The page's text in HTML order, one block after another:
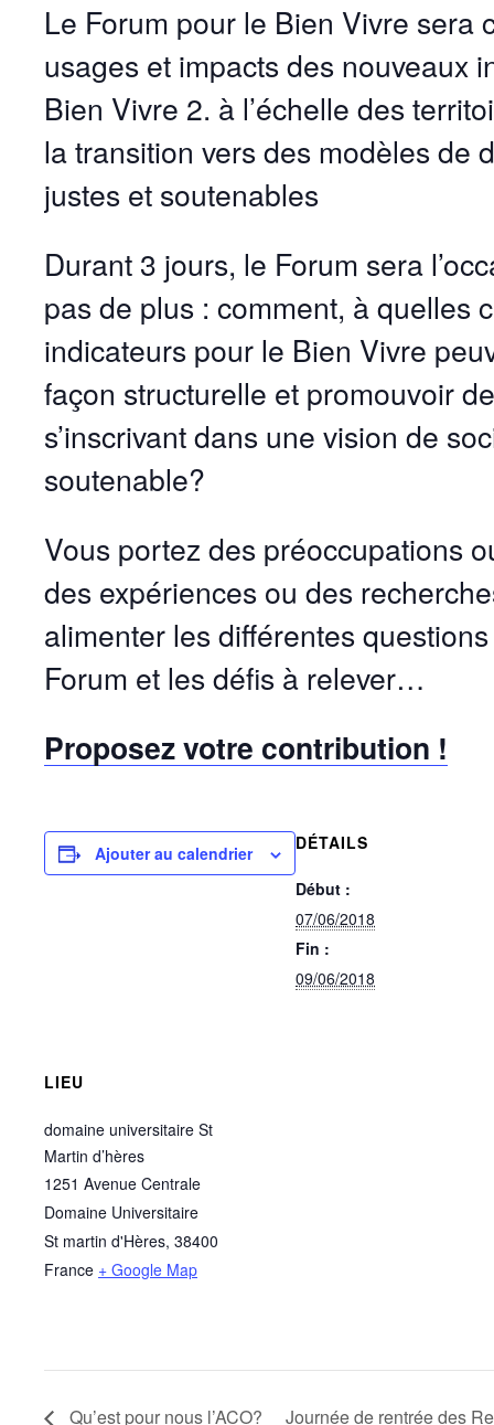
Le Forum pour le Bien Vivre sera
usages et impacts des nouveaux
Bien Vivre 2. à l’échelle des
la transition vers des modèles de
justes et soutenables
Durant 3 jours, le Forum sera
pas de plus : comment, à quelles
indicateurs pour le Bien Vivre
façon structurelle et promouvoir
s’inscrivant dans une vision de
soutenable?
Vous portez des préoccupations
des expériences ou des
alimenter les différentes
Forum et les défis à relever…
Proposez votre contribution !
Ajouter au calendrier DÉTAILS
Début :
07/06/2018
Fin :
09/06/2018
LIEU
domaine universitaire St
Martin d’hères
1251 Avenue Centrale
Domaine Universitaire
St martin d'Hères, 38400
France + Google Map
Qu’est pour nous l’ACO? Journée de rentrée des